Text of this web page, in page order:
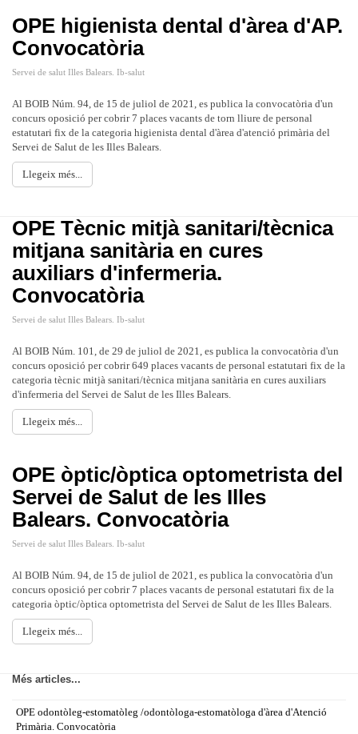
OPE higienista dental d'àrea d'AP.
Convocatòria
Servei de salut Illes Balears. Ib-salut
Al BOIB Núm. 94, de 15 de juliol de 2021, es publica la convocatòria d'un
concurs oposició per cobrir 7 places vacants de torn lliure de personal
estatutari fix de la categoria higienista dental d'àrea d'atenció primària del
Servei de Salut de les Illes Balears.
Llegeix més...
OPE Tècnic mitjà sanitari/tècnica
mitjana sanitària en cures
auxiliars d'infermeria.
Convocatòria
Servei de salut Illes Balears. Ib-salut
Al BOIB Núm. 101, de 29 de juliol de 2021, es publica la convocatòria d'un
concurs oposició per cobrir 649 places vacants de personal estatutari fix de la
categoria tècnic mitjà sanitari/tècnica mitjana sanitària en cures auxiliars
d'infermeria del Servei de Salut de les Illes Balears.
Llegeix més...
OPE òptic/òptica optometrista del
Servei de Salut de les Illes
Balears. Convocatòria
Servei de salut Illes Balears. Ib-salut
Al BOIB Núm. 94, de 15 de juliol de 2021, es publica la convocatòria d'un
concurs oposició per cobrir 7 places vacants de personal estatutari fix de la
categoria òptic/òptica optometrista del Servei de Salut de les Illes Balears.
Llegeix més...
Més articles...
OPE odontòleg-estomatòleg /odontòloga-estomatòloga d'àrea d'Atenció
Primària. Convocatòria